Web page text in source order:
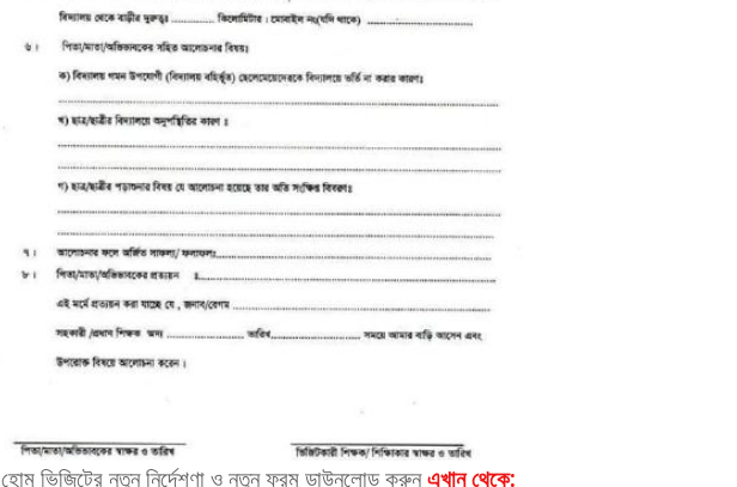
হোম ভিজিটের নতুন নির্দেশণা ও নতুন ফরম ডাউনলোড করুন এখান থেকে: